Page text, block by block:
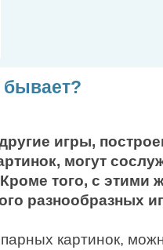
бывает?
игры,
могут
того, с этими
разнообразных
картинок,